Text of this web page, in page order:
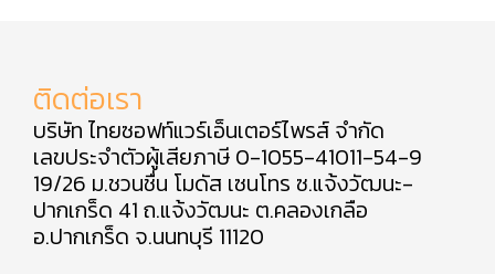
ติดต่อเรา
บริษัท ไทยซอฟท์แวร์เอ็นเตอร์ไพรส์ จำกัด
เลขประจำตัวผู้เสียภาษี 0-1055-41011-54-9
19/26 ม.ชวนชื่น โมดัส เซนโทร ซ.แจ้งวัฒนะ-
ปากเกร็ด 41 ถ.แจ้งวัฒนะ ต.คลองเกลือ
อ.ปากเกร็ด จ.นนทบุรี 11120